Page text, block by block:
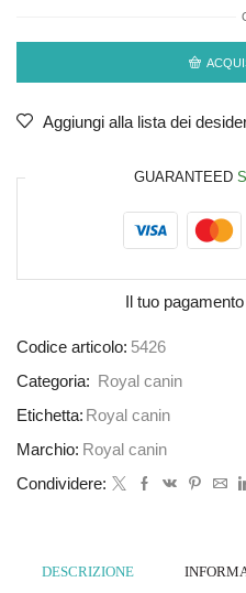
Aggiungi alla lista dei
GUARANTEED
Il tuo
Codice articolo: 5426
Categoria: Royal canin
Etichetta: Royal canin
Marchio: Royal canin
Condividere:
DESCRIZIONE